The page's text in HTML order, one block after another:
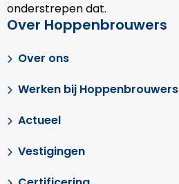
onderstrepen dat.
Over Hoppenbrouwers
Over ons
Werken bij Hoppenbrouwers
Actueel
Vestigingen